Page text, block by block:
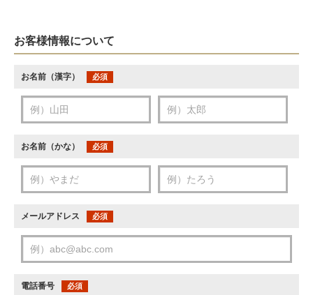
お客様情報について
お名前（漢字） 必須
お名前（かな） 必須
メールアドレス 必須
電話番号 必須